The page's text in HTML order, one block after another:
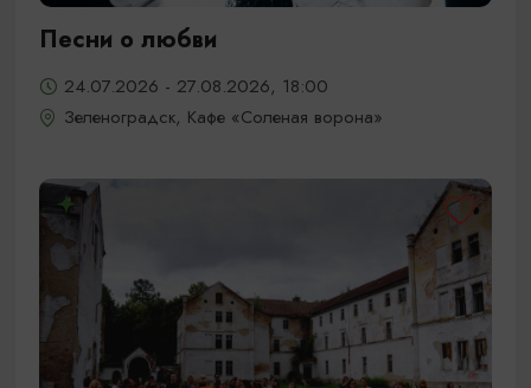
Песни о любви
24.07.2026 - 27.08.2026, 18:00
Зеленоградск, Кафе «Соленая ворона»